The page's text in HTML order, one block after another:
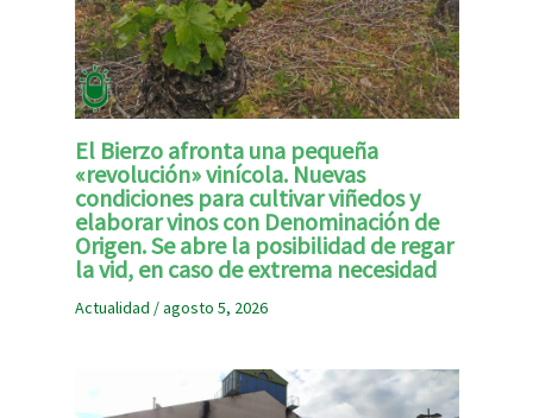
El Bierzo afronta una pequeña
«revolución» vinícola. Nuevas
condiciones para cultivar viñedos y
elaborar vinos con Denominación de
Origen. Se abre la posibilidad de regar
la vid, en caso de extrema necesidad
Actualidad /agosto 5, 2026